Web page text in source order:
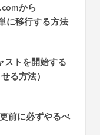
から
に移行する方法
ストを開始する
る方法）
前に必ずやるべ